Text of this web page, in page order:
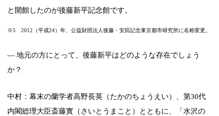
と開館したのが後藤新平記念館です。
※5 2012（平成24）年、公益財団法人後藤・安田記念東京都市研究所に名称変更。
— 地元の方にとって、後藤新平はどのような存在でしょう
か？
中村：幕末の蘭学者高野長英（たかのちょうえい）、第30代
内閣総理大臣斎藤實（さいとうまこと）とともに、「水沢の